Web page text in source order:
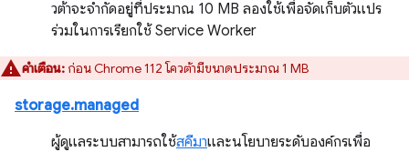
วต้าจะจำกัดอยู่ที่ประมาณ 10 MB ลองใช้เพื่อจัดเก็บตัวแปร
ร่วมในการเรียกใช้ Service Worker
คำเตือน: ก่อน Chrome 112 โควต้ามีขนาดประมาณ 1 MB
storage.managed
ผู้ดูแลระบบสามารถใช้สคีมาและนโยบายระดับองค์กรเพื่อ